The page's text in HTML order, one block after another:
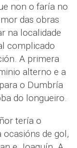
non o faría no
das obras
na localidade
complicado
A primera
alterno e a
o Dumbría
do longueiro.
tería o
de gol,